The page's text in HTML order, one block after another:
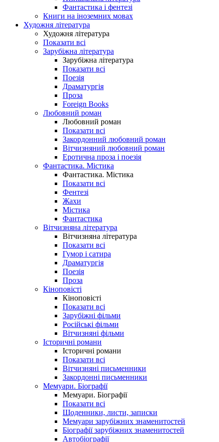
Фантастика і фентезі
Книги на іноземних мовах
Художня література
Художня література
Показати всі
Зарубіжна література
Зарубіжна література
Показати всі
Поезія
Драматургія
Проза
Foreign Books
Любовний роман
Любовний роман
Показати всі
Закордонний любовний роман
Вітчизняний любовний роман
Еротична проза і поезія
Фантастика. Містика
Фантастика. Містика
Показати всі
Фентезі
Жахи
Містика
Фантастика
Вітчизняна література
Вітчизняна література
Показати всі
Гумор і сатира
Драматургія
Поезія
Проза
Кіноповісті
Кіноповісті
Показати всі
Зарубіжні фільми
Російські фільми
Вітчизняні фільми
Історичні романи
Історичні романи
Показати всі
Вітчизняні письменники
Закордонні письменники
Мемуари. Біографії
Мемуари. Біографії
Показати всі
Щоденники, листи, записки
Мемуари зарубіжних знаменитостей
Біографії зарубіжних знаменитостей
Автобіографії